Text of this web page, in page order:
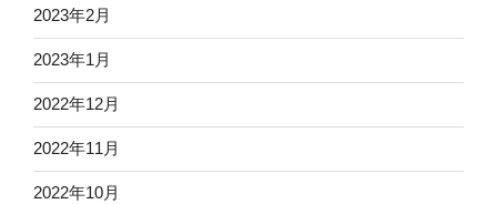
2023年2月
2023年1月
2022年12月
2022年11月
2022年10月